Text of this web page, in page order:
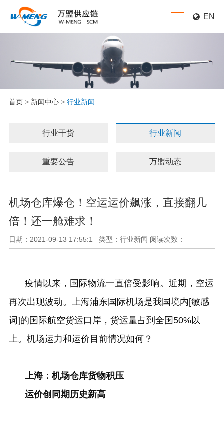
EN
首页> 新闻中心> 行业新闻
行业干货 行业新闻
重要公告 万盟动态
机场仓库爆仓！空运运价飙涨，直接翻几
倍！还一舱难求！
日期：2021-09-13 17:55:1 类型：行业新闻 阅读次数：
疫情以来，国际物流一直倍受影响。近期，空运
再次出现波动。上海浦东国际机场是我国境内[敏感
词]的国际航空货运口岸，货运量占到全国50%以
上。机场运力和运价目前情况如何？
上海：机场仓库货物积压
运价创同期历史新高